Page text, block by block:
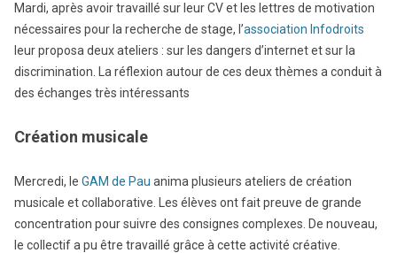
Mardi, après avoir travaillé sur leur CV et les lettres de motivation
nécessaires pour la recherche de stage, l’association Infodroits
leur proposa deux ateliers : sur les dangers d’internet et sur la
discrimination. La réflexion autour de ces deux thèmes a conduit à
des échanges très intéressants
Création musicale
Mercredi, le GAM de Pau anima plusieurs ateliers de création
musicale et collaborative. Les élèves ont fait preuve de grande
concentration pour suivre des consignes complexes. De nouveau,
le collectif a pu être travaillé grâce à cette activité créative.